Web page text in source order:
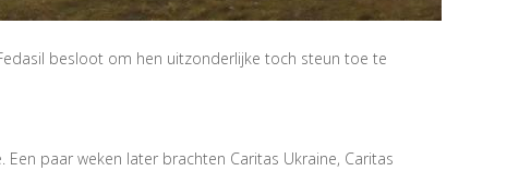
besloot om hen uitzonderlijke toch steun toe te
paar weken later brachten Caritas Ukraine, Caritas